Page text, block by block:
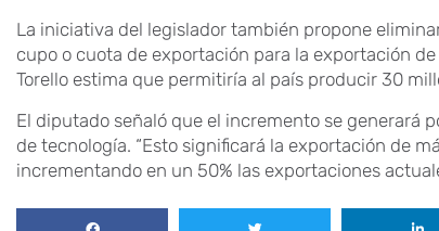
La iniciativa del legislador también propone
cupo o cuota de exportación para la exportación
Torello estima que permitiría al país producir 30
El diputado señaló que el incremento se generará
de tecnología. “Esto significará la exportación de
incrementando en un 50% las exportaciones